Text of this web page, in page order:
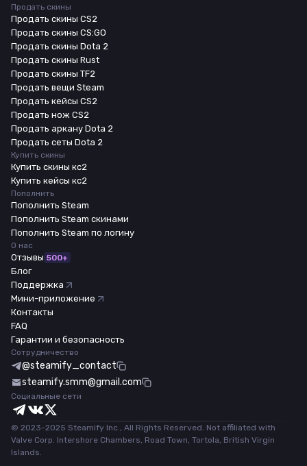
Продать скины
Продать скины CS2
Продать скины CS:GO
Продать скины Dota 2
Продать скины Rust
Продать скины TF2
Продать вещи Steam
Продать кейсы CS2
Продать нож CS2
Продать аркану Dota 2
Продать сеты Dota 2
Купить скины
Купить скины кс2
Купить кейсы кс2
Пополнить
Пополнить Steam
Пополнить Steam скинами
Пополнить Steam по логину
О нас
Отзывы 500+
Блог
Поддержка
Мини-приложение
Контакты
FAQ
Гарантии и безопасность
Сотрудничество
@steamify_contact
steamify.smm@gmail.com
Социальные сети
© 2023-2025 Steamify Inc., All Rights Reserved. Not affiliated with
Valve Corp. Intershore Chambers, Road Town, Tortola, British Virgin
Islands.